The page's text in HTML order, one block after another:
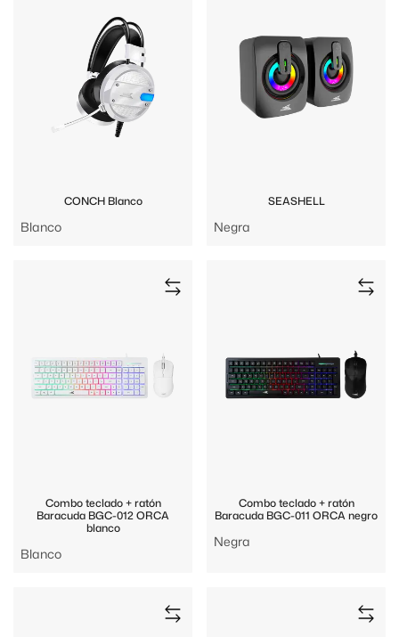
CONCH Blanco
Blanco
SEASHELL
Negra
Combo teclado + ratón
Baracuda BGC-012 ORCA
blanco
Blanco
Combo teclado + ratón
Baracuda BGC-011 ORCA negro
Negra